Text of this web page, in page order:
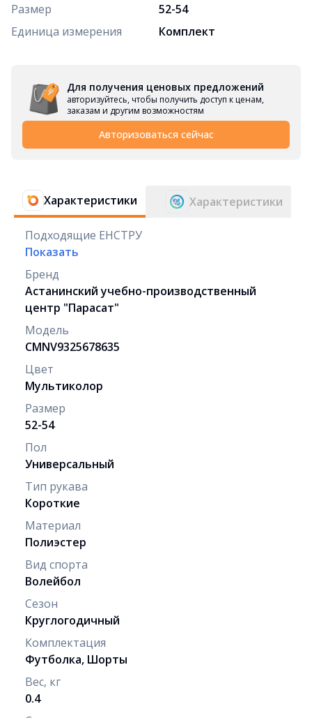
Размер
52-54
Единица измерения
Комплект
Для получения ценовых предложений
авторизуйтесь, чтобы получить доступ к ценам,
заказам и другим возможностям
Авторизоваться сейчас
Характеристики Характеристики
Подходящие ЕНСТРУ
Показать
Бренд
Астанинский учебно-производственный
центр "Парасат"
Модель
CMNV9325678635
Цвет
Мультиколор
Размер
52-54
Пол
Универсальный
Тип рукава
Короткие
Материал
Полиэстер
Вид спорта
Волейбол
Сезон
Круглогодичный
Комплектация
Футболка, Шорты
Вес, кг
0.4